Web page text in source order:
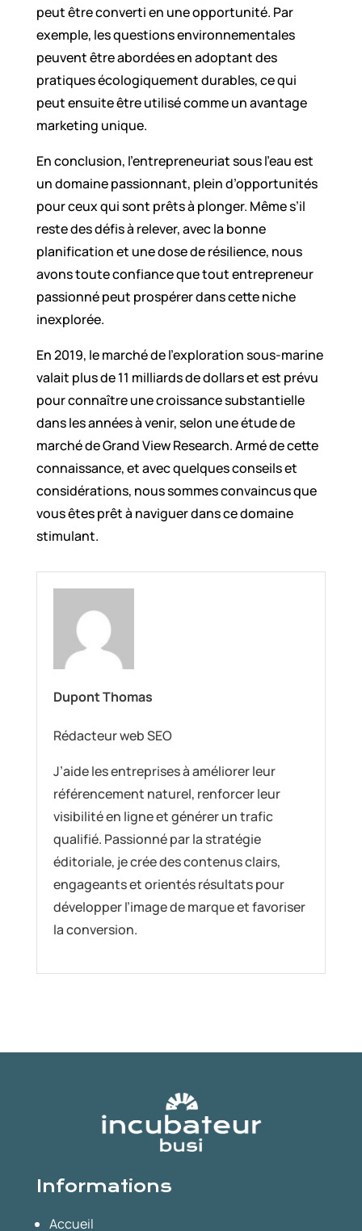
peut être converti en une opportunité. Par
exemple, les questions environnementales
peuvent être abordées en adoptant des
pratiques écologiquement durables, ce qui
peut ensuite être utilisé comme un avantage
marketing unique.
En conclusion, l’entrepreneuriat sous l’eau est
un domaine passionnant, plein d’opportunités
pour ceux qui sont prêts à plonger. Même s’il
reste des défis à relever, avec la bonne
planification et une dose de résilience, nous
avons toute confiance que tout entrepreneur
passionné peut prospérer dans cette niche
inexplorée.
En 2019, le marché de l’exploration sous-marine
valait plus de 11 milliards de dollars et est prévu
pour connaître une croissance substantielle
dans les années à venir, selon une étude de
marché de Grand View Research. Armé de cette
connaissance, et avec quelques conseils et
considérations, nous sommes convaincus que
vous êtes prêt à naviguer dans ce domaine
stimulant.
Dupont Thomas
Rédacteur web SEO
J’aide les entreprises à améliorer leur
référencement naturel, renforcer leur
visibilité en ligne et générer un trafic
qualifié. Passionné par la stratégie
éditoriale, je crée des contenus clairs,
engageants et orientés résultats pour
développer l’image de marque et favoriser
la conversion.
Informations
Accueil